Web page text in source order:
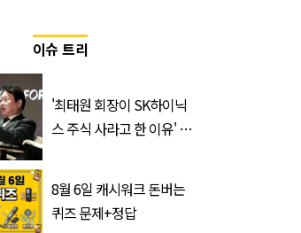
이슈 트리
'최태원 회장이 SK하이닉
스 주식 사라고 한 이유' 글
8월 6일 캐시워크 돈버는
퀴즈 문제+정답